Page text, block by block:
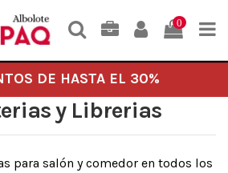
0
DE HASTA EL 30%
y Librerias
para salón y comedor en todos los